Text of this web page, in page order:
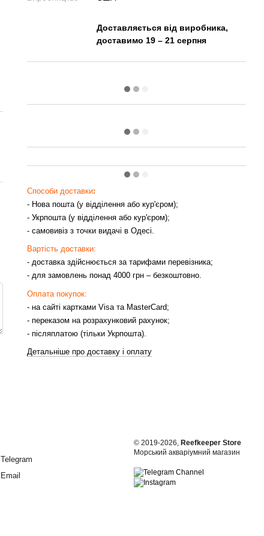
Доставляється від виробника,
доставимо 19 – 21 серпня
Способи доставки:
- Нова пошта (у відділення або кур'єром);
- Укрпошта (у відділення або кур'єром);
- самовивіз з точки видачі в Одесі.
Вартість доставки:
- доставка здійснюється за тарифами перевізника;
- для замовлень понад 4000 грн – безкоштовно.
Оплата покупок:
- на сайті картками Visa та MasterCard;
- переказом на розрахунковий рахунок;
- післяплатою (тільки Укрпошта).
Детальніше про доставку і оплату
Telegram
Email
© 2019-2026, Reefkeeper Store
Морський акваріумний магазин